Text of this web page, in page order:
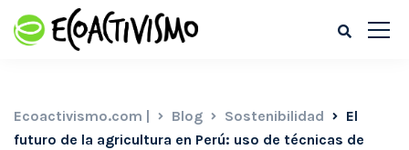
Ecoactivismo.com | Blog Sostenibilidad
El
futuro de la agricultura en Perú: uso de técnicas de